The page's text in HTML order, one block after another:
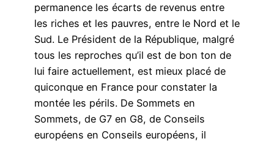
permanence les écarts de revenus entre
les riches et les pauvres, entre le Nord et le
Sud. Le Président de la République, malgré
tous les reproches qu’il est de bon ton de
lui faire actuellement, est mieux placé de
quiconque en France pour constater la
montée les périls. De Sommets en
Sommets, de G7 en G8, de Conseils
européens en Conseils européens, il